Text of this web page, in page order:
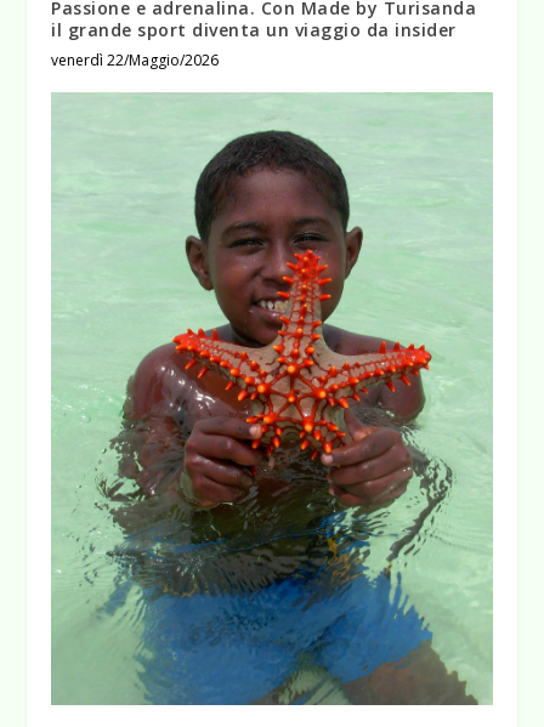
Passione e adrenalina. Con Made by Turisanda
il grande sport diventa un viaggio da insider
venerdì 22/Maggio/2026